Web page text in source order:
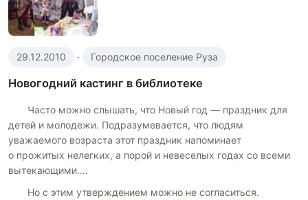
29.12.2010 · Городское поселение Руза
Новогодний кастинг в библиотеке
Часто можно слышать, что Новый год — праздник для
детей и молодежи. Подразумевается, что людям
уважаемого возраста этот праздник напоминает
о прожитых нелегких, а порой и невеселых годах со всеми
вытекающими….
Но с этим утверждением можно не согласиться.